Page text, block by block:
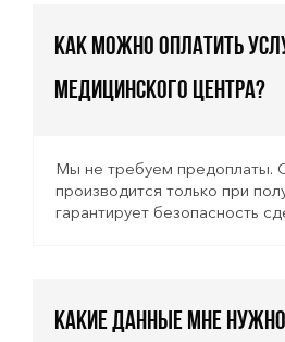
Как можно оплатить
медицинского центра?
Мы не требуем предоплаты.
производится только при
гарантирует безопасность
Какие данные мне